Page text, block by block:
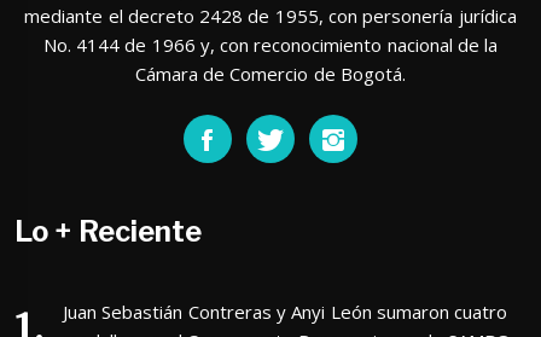
mediante el decreto 2428 de 1955, con personería jurídica
No. 4144 de 1966 y, con reconocimiento nacional de la
Cámara de Comercio de Bogotá.
Lo + Reciente
Juan Sebastián Contreras y Anyi León sumaron cuatro